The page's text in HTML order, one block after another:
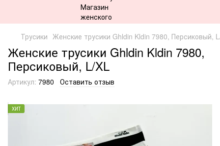
Трусики Женские трусики Ghldin Kldin 7980, Персиковый,
Женские трусики Ghldin Kldin 7980,
Персиковый, L/XL
Артикул: 7980 Оставить отзыв
ХИТ